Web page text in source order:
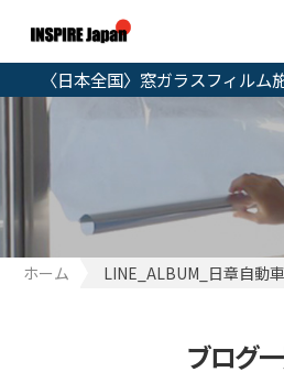
〈日本全国〉窓ガラスフィルム
ホーム LINE_ALBUM_日章自動
ブログ